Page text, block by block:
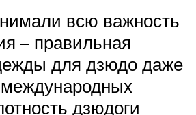
всю важность
– правильная
для дзюдо даже
дзюдоги